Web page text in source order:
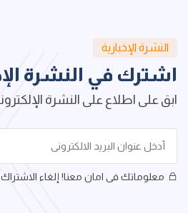
النشرة الإخبارية
اشترك في النشرة
ابق على اطلاع على النشرة
معلوماتك فى امان معنا! إلغاء